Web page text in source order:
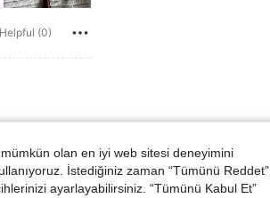
Helpful (0)
olan en iyi web sitesi deneyimini
İstediğiniz zaman “Tümünü Reddet”,
ayarlayabilirsiniz. “Tümünü Kabul Et”